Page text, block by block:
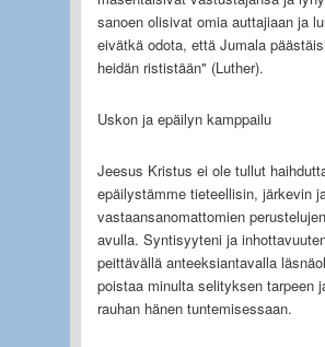
sanoen olisivat omia auttajiaan ja
eivätkä odota, että Jumala
heidän rististään" (Luther).
Uskon ja epäilyn kamppailu
Jeesus Kristus ei ole tullut
epäilystämme tieteellisin, järkevin
vastaansanomattomien
avulla. Syntisyyteni ja
peittävällä anteeksiantavalla
poistaa minulta selityksen tarpeen
rauhan hänen tuntemisessaan.